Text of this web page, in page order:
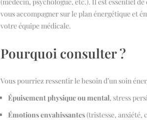
vous accompagner sur le plan énergétique et
votre équipe médicale.
Pourquoi consulter ?
Vous pourriez ressentir le besoin d’un soin
Épuisement physique ou mental, stress
Émotions envahissantes(tristesse, anxiété,